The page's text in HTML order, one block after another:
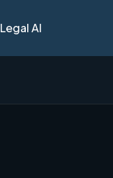
Legal AI